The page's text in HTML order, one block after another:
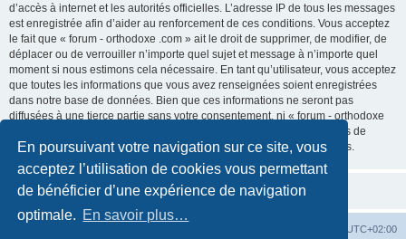
En poursuivant votre navigation sur ce site, vous
acceptez l’utilisation de cookies vous permettant
de bénéficier d’une expérience de navigation
optimale. En savoir plus…
d’accès à internet et les autorités officielles. L’adresse IP de tous les messages
est enregistrée afin d’aider au renforcement de ces conditions. Vous acceptez
le fait que « forum - orthodoxe .com » ait le droit de supprimer, de modifier, de
déplacer ou de verrouiller n’importe quel sujet et message à n’importe quel
moment si nous estimons cela nécessaire. En tant qu’utilisateur, vous acceptez
que toutes les informations que vous avez renseignées soient enregistrées
dans notre base de données. Bien que ces informations ne seront pas
diffusées à une tierce partie sans votre consentement, ni « forum - orthodoxe
.com », ni phpBB, ne pourront être tenus comme responsables en cas de
tentative de piratage informatique visant à compromettre vos données.
UTC+02:00